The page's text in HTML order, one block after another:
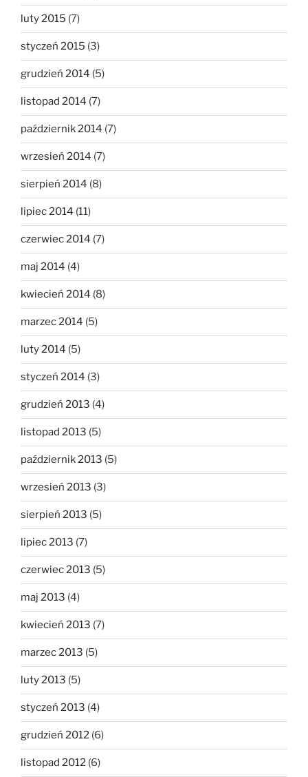
luty 2015 (7)
styczeń 2015 (3)
grudzień 2014 (5)
listopad 2014 (7)
październik 2014 (7)
wrzesień 2014 (7)
sierpień 2014 (8)
lipiec 2014 (11)
czerwiec 2014 (7)
maj 2014 (4)
kwiecień 2014 (8)
marzec 2014 (5)
luty 2014 (5)
styczeń 2014 (3)
grudzień 2013 (4)
listopad 2013 (5)
październik 2013 (5)
wrzesień 2013 (3)
sierpień 2013 (5)
lipiec 2013 (7)
czerwiec 2013 (5)
maj 2013 (4)
kwiecień 2013 (7)
marzec 2013 (5)
luty 2013 (5)
styczeń 2013 (4)
grudzień 2012 (6)
listopad 2012 (6)